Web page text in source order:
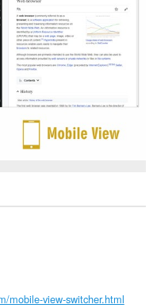
mobile-view-switcher.html